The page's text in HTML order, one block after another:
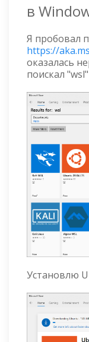
в
Я пробовал
https://
оказалась
поискал
Установлю